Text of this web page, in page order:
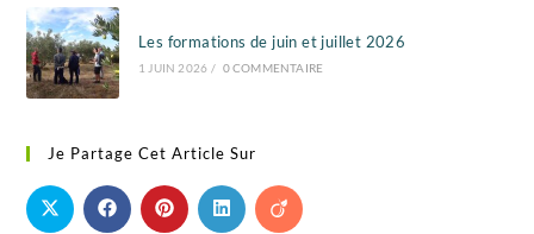
Les formations de juin et juillet 2026
1 JUIN 2026 / 0 COMMENTAIRE
Je Partage Cet Article Sur